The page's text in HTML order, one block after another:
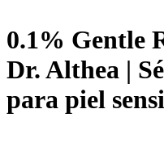
0.1% Gentle
Dr. Althea |
para piel